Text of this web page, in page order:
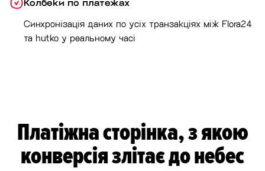
Колбеки по платежах
Синхронізація даних по усіх транзакціях між Flora24
та hutko у реальному часі
Платіжна сторінка, з якою
конверсія злітає до небес